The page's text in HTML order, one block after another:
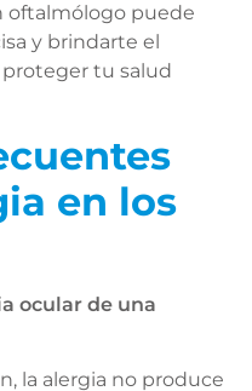
oftalmólogo puede
y brindarte el
tu salud
en los
ocular de una
la alergia no produce